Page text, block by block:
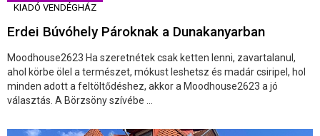
KIADÓ VENDÉGHÁZ
Erdei Búvóhely Pároknak a Dunakanyarban
Moodhouse2623 Ha szeretnétek csak ketten lenni, zavartalanul,
ahol körbe ölel a természet, mókust leshetsz és madár csiripel, hol
minden adott a feltöltődéshez, akkor a Moodhouse2623 a jó
választás. A Börzsöny szívébe ...